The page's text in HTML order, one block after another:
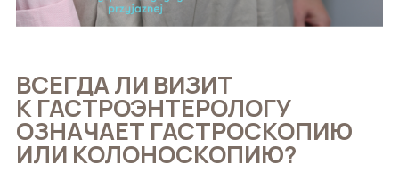
ВСЕГДА ЛИ ВИЗИТ
К ГАСТРОЭНТЕРОЛОГУ
ОЗНАЧАЕТ ГАСТРОСКОПИЮ
ИЛИ КОЛОНОСКОПИЮ?